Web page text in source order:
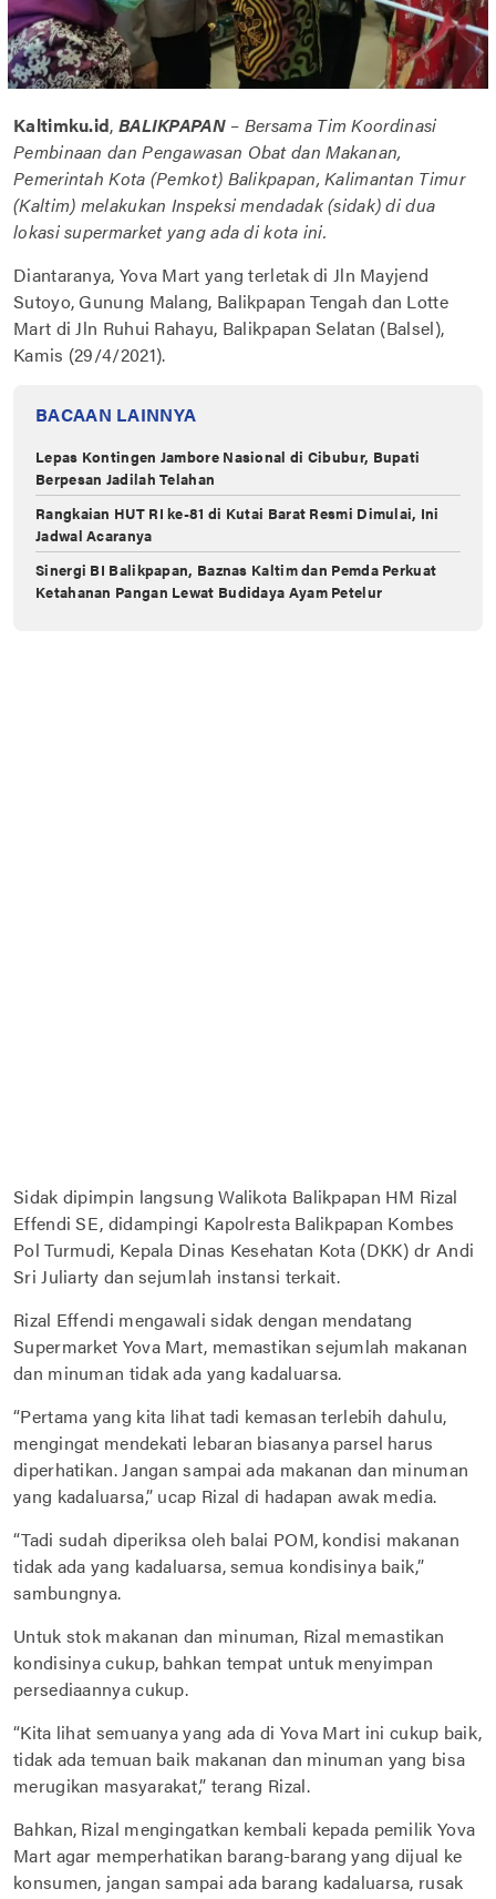
Kaltimku.id, BALIKPAPAN– Bersama Tim Koordinasi
Pembinaan dan Pengawasan Obat dan Makanan,
Pemerintah Kota (Pemkot) Balikpapan, Kalimantan Timur
(Kaltim) melakukan Inspeksi mendadak (sidak) di dua
lokasi supermarket yang ada di kota ini.
Diantaranya, Yova Mart yang terletak di Jln Mayjend
Sutoyo, Gunung Malang, Balikpapan Tengah dan Lotte
Mart di Jln Ruhui Rahayu, Balikpapan Selatan (Balsel),
Kamis (29/4/2021).
BACAAN LAINNYA
Lepas Kontingen Jambore Nasional di Cibubur, Bupati
Berpesan Jadilah Telahan
Rangkaian HUT RI ke-81 di Kutai Barat Resmi Dimulai, Ini
Jadwal Acaranya
Sinergi BI Balikpapan, Baznas Kaltim dan Pemda Perkuat
Ketahanan Pangan Lewat Budidaya Ayam Petelur
Sidak dipimpin langsung Walikota Balikpapan HM Rizal
Effendi SE, didampingi Kapolresta Balikpapan Kombes
Pol Turmudi, Kepala Dinas Kesehatan Kota (DKK) dr Andi
Sri Juliarty dan sejumlah instansi terkait.
Rizal Effendi mengawali sidak dengan mendatang
Supermarket Yova Mart, memastikan sejumlah makanan
dan minuman tidak ada yang kadaluarsa.
“Pertama yang kita lihat tadi kemasan terlebih dahulu,
mengingat mendekati lebaran biasanya parsel harus
diperhatikan. Jangan sampai ada makanan dan minuman
yang kadaluarsa,” ucap Rizal di hadapan awak media.
“Tadi sudah diperiksa oleh balai POM, kondisi makanan
tidak ada yang kadaluarsa, semua kondisinya baik,”
sambungnya.
Untuk stok makanan dan minuman, Rizal memastikan
kondisinya cukup, bahkan tempat untuk menyimpan
persediaannya cukup.
“Kita lihat semuanya yang ada di Yova Mart ini cukup baik,
tidak ada temuan baik makanan dan minuman yang bisa
merugikan masyarakat,” terang Rizal.
Bahkan, Rizal mengingatkan kembali kepada pemilik Yova
Mart agar memperhatikan barang-barang yang dijual ke
konsumen, jangan sampai ada barang kadaluarsa, rusak